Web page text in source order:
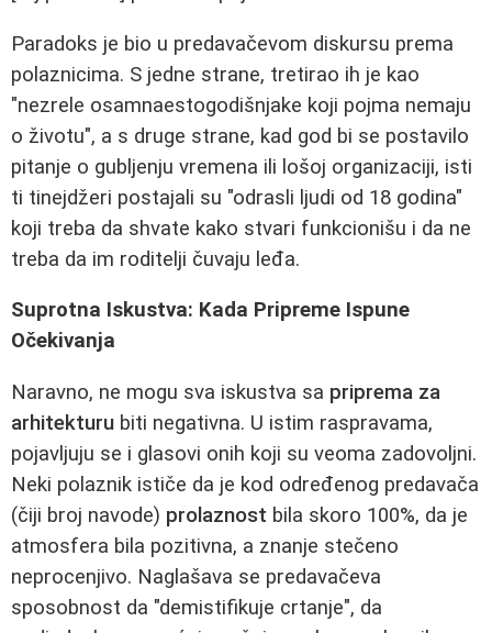
Paradoks je bio u predavačevom diskursu prema
polaznicima. S jedne strane, tretirao ih je kao
"nezrele osamnaestogodišnjake koji pojma nemaju
o životu", a s druge strane, kad god bi se postavilo
pitanje o gubljenju vremena ili lošoj organizaciji, isti
ti tinejdžeri postajali su "odrasli ljudi od 18 godina"
koji treba da shvate kako stvari funkcionišu i da ne
treba da im roditelji čuvaju leđa.
Suprotna Iskustva: Kada Pripreme Ispune
Očekivanja
Naravno, ne mogu sva iskustva sa priprema za
arhitekturu biti negativna. U istim raspravama,
pojavljuju se i glasovi onih koji su veoma zadovoljni.
Neki polaznik ističe da je kod određenog predavača
(čiji broj navode) prolaznost bila skoro 100%, da je
atmosfera bila pozitivna, a znanje stečeno
neprocenjivo. Naglašava se predavačeva
sposobnost da "demistifikuje crtanje", da